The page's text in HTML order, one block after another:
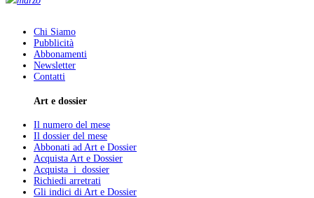
Chi Siamo
Pubblicità
Abbonamenti
Newsletter
Contatti
Art e dossier
Il numero del mese
Il dossier del mese
Abbonati ad Art e Dossier
Acquista Art e Dossier
Acquista i dossier
Richiedi arretrati
Gli indici di Art e Dossier